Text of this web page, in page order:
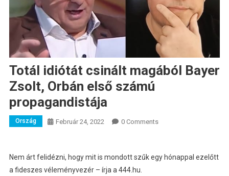
Totál idiótát csinált magából Bayer
Zsolt, Orbán első számú
propagandistája
Ország Február 24, 2022 0 Comments
Nem árt felidézni, hogy mit is mondott szűk egy hónappal ezelőtt
a fideszes véleményvezér – írja a 444.hu.